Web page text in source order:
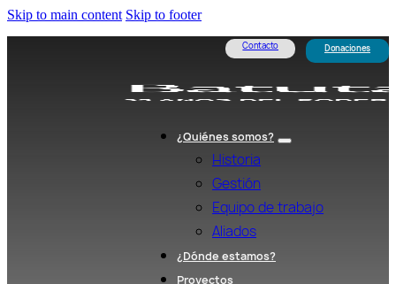
Skip to main content Skip to footer
Contacto Donaciones
¿Quiénes somos?
Historia
Gestión
Equipo de trabajo
Aliados
¿Dónde estamos?
Proyectos